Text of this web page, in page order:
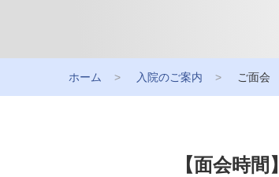
ホーム 入院のご案内 ご面会
【面会時間】